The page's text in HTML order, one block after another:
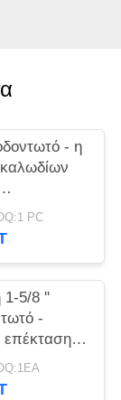
- η
φλάντζα
απόδειξη
PC
1-5/8 ''
-
επέκτασης
τη τοπ